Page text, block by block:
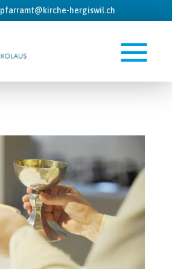
pfarramt@kirche-hergiswil.ch